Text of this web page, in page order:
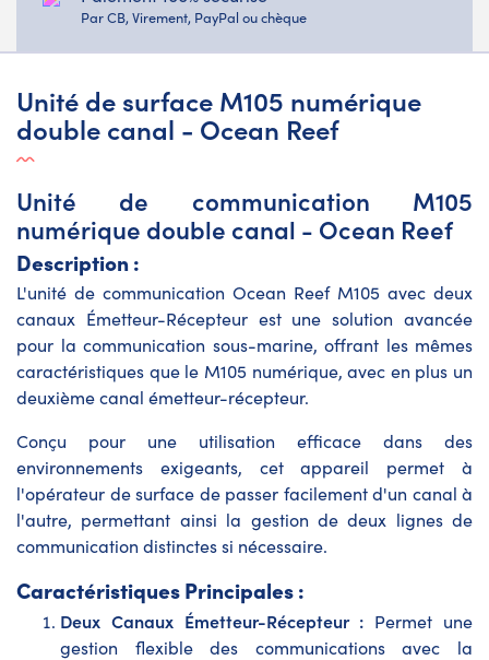
Par CB, Virement, PayPal ou chèque
Unité de surface M105 numérique
double canal - Ocean Reef
Unité de communication M105
numérique double canal - Ocean Reef
Description :
L'unité de communication Ocean Reef M105 avec deux
canaux Émetteur-Récepteur est une solution avancée
pour la communication sous-marine, offrant les mêmes
caractéristiques que le M105 numérique, avec en plus un
deuxième canal émetteur-récepteur.
Conçu pour une utilisation efficace dans des
environnements exigeants, cet appareil permet à
l'opérateur de surface de passer facilement d'un canal à
l'autre, permettant ainsi la gestion de deux lignes de
communication distinctes si nécessaire.
Caractéristiques Principales :
Deux Canaux Émetteur-Récepteur : Permet une
gestion flexible des communications avec la